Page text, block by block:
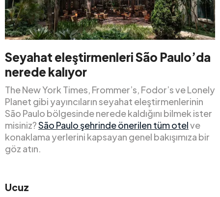
Seyahat eleştirmenleri São Paulo’da
nerede kalıyor
The New York Times, Frommer’s, Fodor’s ve Lonely
Planet gibi yayıncıların seyahat eleştirmenlerinin
São Paulo bölgesinde nerede kaldığını bilmek ister
misiniz?São Paulo şehrinde önerilen tüm otelve
konaklama yerlerini kapsayan genel bakışımıza bir
göz atın.
Ucuz